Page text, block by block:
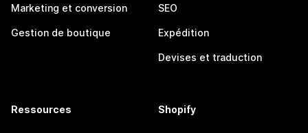
Marketing et conversion
Gestion de boutique
SEO
Expédition
Devises et traduction
Ressources Shopify